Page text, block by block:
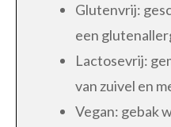
Glutenvrij:
een
Lactosevrij:
van zuivel en
Vegan: gebak